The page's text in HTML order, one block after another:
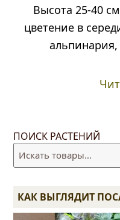
Высота 25-40
цветение в
альпинария,
ПОИСК РАСТЕНИЙ
КАК ВЫГЛЯДИТ